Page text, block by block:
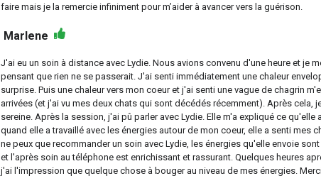
faire mais je la remercie infiniment pour m’aider à avancer vers la guérison.
Marlene
J'ai eu un soin à distance avec Lydie. Nous avions convenu d'une heure et je
pensant que rien ne se passerait. J'ai senti immédiatement une chaleur
surprise. Puis une chaleur vers mon coeur et j'ai senti une vague de chagrin
arrivées (et j'ai vu mes deux chats qui sont décédés récemment). Après cela,
sereine. Après la session, j'ai pû parler avec Lydie. Elle m'a expliqué ce qu'elle
quand elle a travaillé avec les énergies autour de mon coeur, elle a senti mes
ne peux que recommander un soin avec Lydie, les énergies qu'elle envoie
et l'après soin au téléphone est enrichissant et rassurant. Quelques heures
j'ai l'impression que quelque chose à bouger au niveau de mes énergies.